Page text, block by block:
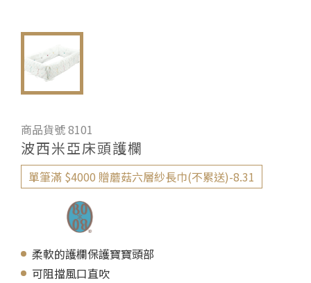
商品貨號 8101
波西米亞床頭護欄
單筆滿 $4000 贈蘑菇六層紗長巾(不累送)-8.31
柔軟的護欄保護寶寶頭部
可阻擋風口直吹